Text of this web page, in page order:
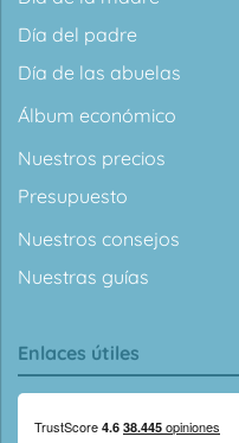
Día del padre
Día de las abuelas
Álbum económico
Nuestros precios
Presupuesto
Nuestros consejos
Nuestras guías
Enlaces útiles